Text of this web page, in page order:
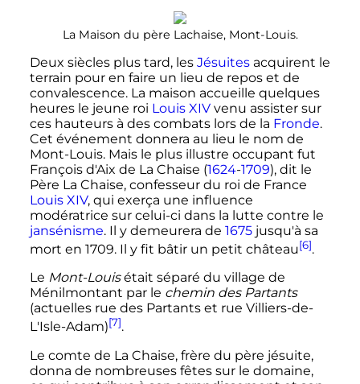
La Maison du père Lachaise, Mont-Louis.
Deux siècles plus tard, les Jésuitesacquirent le
terrain pour en faire un lieu de repos et de
convalescence. La maison accueille quelques
heures le jeune roi Louis XIVvenu assister sur
ces hauteurs à des combats lors de la Fronde.
Cet événement donnera au lieu le nom de
Mont-Louis. Mais le plus illustre occupant fut
François d'Aix de La Chaise (1624-1709), dit le
Père La Chaise, confesseur du roi de France
Louis XIV, qui exerça une influence
modératrice sur celui-ci dans la lutte contre le
jansénisme. Il y demeurera de 1675jusqu'à sa
mort en 1709. Il y fit bâtir un petit château[6].
Le Mont-Louisétait séparé du village de
Ménilmontant par le chemin des Partants
(actuelles rue des Partants et rue Villiers-de-
L'Isle-Adam)[7].
Le comte de La Chaise, frère du père jésuite,
donna de nombreuses fêtes sur le domaine,